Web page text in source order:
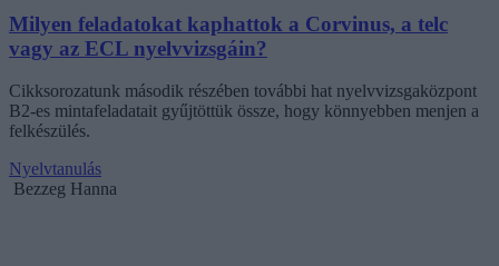
Milyen feladatokat kaphattok a Corvinus, a telc
vagy az ECL nyelvvizsgáin?
Cikksorozatunk második részében további hat nyelvvizsgaközpont
B2-es mintafeladatait gyűjtöttük össze, hogy könnyebben menjen a
felkészülés.
Nyelvtanulás
Bezzeg Hanna